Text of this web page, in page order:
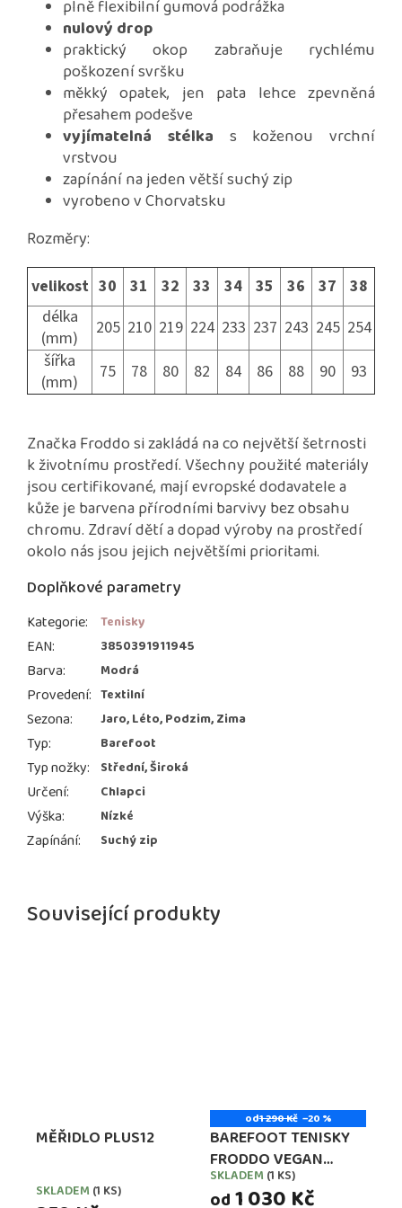
Související produkty
MĚŘIDLO PLUS12
SKLADEM (1 KS)
od1 290 Kč –20 %
BAREFOOT TENISKY
FRODDO VEGAN
LACES BLACK
(G3130228-7,
Průměrné
hodnocení
SKLADEM (1 KS)
od1 030 Kč
plně flexibilní gumová podrážka
nulový drop
praktický okop zabraňuje rychlému
poškození svršku
měkký opatek, jen pata lehce zpevněná
přesahem podešve
vyjímatelná stélka s koženou vrchní
vrstvou
zapínání na jeden větší suchý zip
vyrobeno v Chorvatsku
Rozměry:
velikost 30 31 32 33 34 35 36 37
38
délka
(mm)
205 210 219 224 233 237 243 245 254
šířka
(mm)
75 78 80 82 84 86 88 90 93
Značka Froddo si zakládá na co největší šetrnosti
k životnímu prostředí. Všechny použité materiály
jsou certifikované, mají evropské dodavatele a
kůže je barvena přírodními barvivy bez obsahu
chromu. Zdraví dětí a dopad výroby na prostředí
okolo nás jsou jejich největšími prioritami.
Doplňkové parametry
Kategorie: Tenisky
EAN: 3850391911945
Barva: Modrá
Provedení: Textilní
Sezona: Jaro, Léto, Podzim, Zima
Typ: Barefoot
Typ nožky: Střední, Široká
Určení: Chlapci
Výška: Nízké
Zapínání: Suchý zip